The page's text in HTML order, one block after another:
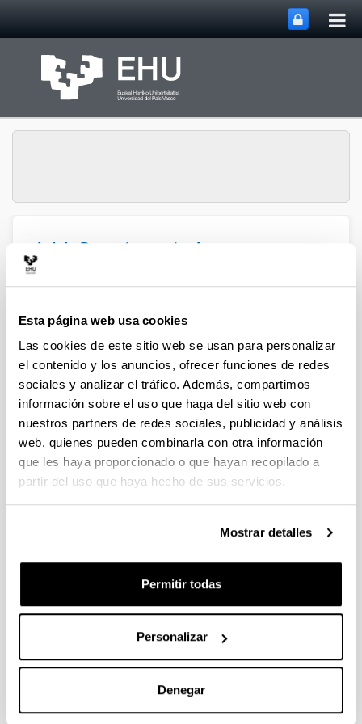
Esta página web usa cookies
Las cookies de este sitio web se usan para personalizar
el contenido y los anuncios, ofrecer funciones de redes
sociales y analizar el tráfico. Además, compartimos
información sobre el uso que haga del sitio web con
nuestros partners de redes sociales, publicidad y análisis
web, quienes pueden combinarla con otra información
que les haya proporcionado o que hayan recopilado a
partir del uso que haya hecho de sus servicios.
Mostrar detalles
Permitir todas
Personalizar
Denegar
Inicio Departamento de
Física Aplicada
Mapa del sitio
Inicio Departamento de Física Aplicada
Departamento
Presentación
Localización
Secciones
Personal
Cargos
Teléfonos de contacto
Docencia
Asignaturas de postgrado
2022
Investigación
Publicaciones
Memorias